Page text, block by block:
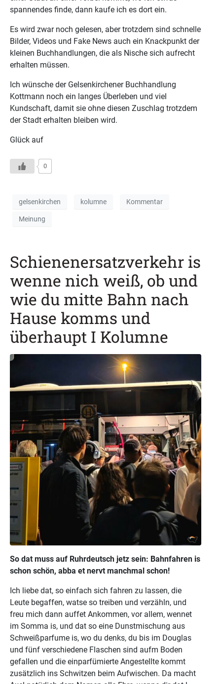
spannendes finde, dann kaufe ich es dort ein.
Es wird zwar noch gelesen, aber trotzdem sind schnelle
Bilder, Videos und Fake News auch ein Knackpunkt der
kleinen Buchhandlungen, die als Nische sich aufrecht
erhalten müssen.
Ich wünsche der Gelsenkirchener Buchhandlung
Kottmann noch ein langes Überleben und viel
Kundschaft, damit sie ohne diesen Zuschlag trotzdem
der Stadt erhalten bleiben wird.
Glück auf
0
gelsenkirchen kolumne Kommentar
Meinung
Schienenersatzverkehr is
wenne nich weiß, ob und
wie du mitte Bahn nach
Hause komms und
überhaupt I Kolumne
So dat muss auf Ruhrdeutsch jetz sein: Bahnfahren is
schon schön, abba et nervt manchmal schon!
Ich liebe dat, so einfach sich fahren zu lassen, die
Leute begaffen, watse so treiben und verzähln, und
freu mich dann auffet Ankommen, vor allem, wennet
im Somma is, und dat so eine Dunstmischung aus
Schweißparfume is, wo du denks, du bis im Douglas
und fünf verschiedene Flaschen sind aufm Boden
gefallen und die einparfümierte Angestellte kommt
zusätzlich ins Schwitzen beim Aufwischen. Da macht